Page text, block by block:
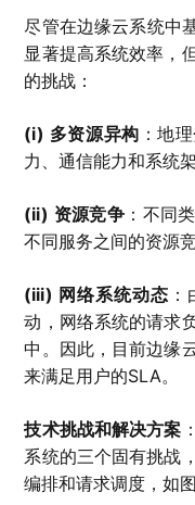
尽管在边缘云系统中
显著提高系统效率，
的挑战：
(i) 多资源异构 ：地
力、通信能力和系统
(ii) 资源竞争 ：不同
不同服务之间的资源
(iii) 网络系统动态
动，网络系统的请求
中。因此，目前边缘
来满足用户的SLA。
技术挑战和解决方案
系统的三个固有挑战
编排和请求调度，如图